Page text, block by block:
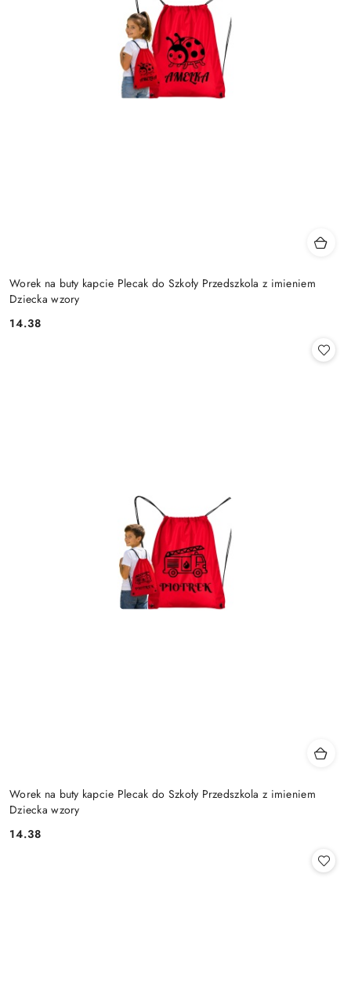
Worek na buty kapcie Plecak do Szkoły Przedszkola z imieniem
Dziecka wzory
Cena:
14.38
Worek na buty kapcie Plecak do Szkoły Przedszkola z imieniem
Dziecka wzory
Cena:
14.38